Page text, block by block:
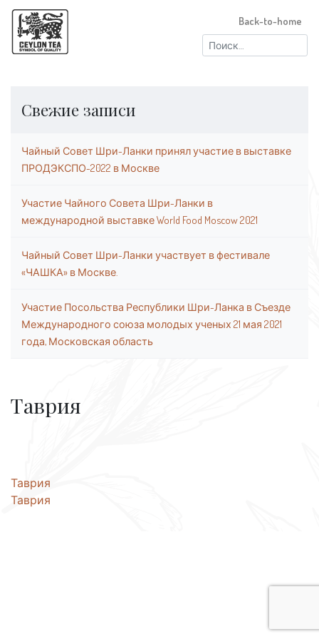
Найти:
Back-to-home
Свежие записи
Чайный Совет Шри-Ланки принял участие в выставке
ПРОДЭКСПО-2022 в Москве
Участие Чайного Совета Шри-Ланки в
международной выставке World Food Moscow 2021
Чайный Совет Шри-Ланки участвует в фестивале
«ЧАШКА» в Москве.
Участие Посольства Республики Шри-Ланка в Съезде
Международного союза молодых ученых 21 мая 2021
года, Московская область
Таврия
Навигация
по
Таврия
Таврия